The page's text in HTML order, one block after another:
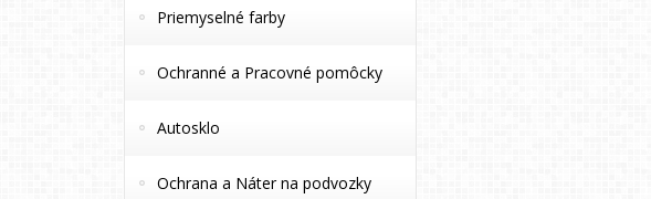
Priemyselné farby
Ochranné a Pracovné pomôcky
Autosklo
Ochrana a Náter na podvozky